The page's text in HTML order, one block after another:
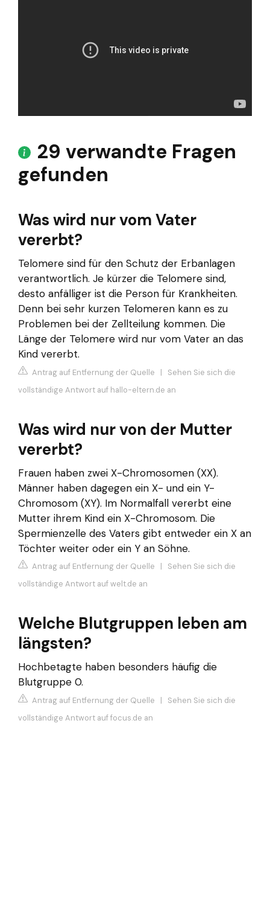
29 verwandte Fragen
gefunden
Was wird nur vom Vater
vererbt?
Telomere sind für den Schutz der Erbanlagen
verantwortlich. Je kürzer die Telomere sind,
desto anfälliger ist die Person für Krankheiten.
Denn bei sehr kurzen Telomeren kann es zu
Problemen bei der Zellteilung kommen. Die
Länge der Telomere wird nur vom Vater an das
Kind vererbt.
Antrag auf Entfernung der Quelle | Sehen Sie sich die
vollständige Antwort auf hallo-eltern.de an
Was wird nur von der Mutter
vererbt?
Frauen haben zwei X-Chromosomen (XX).
Männer haben dagegen ein X- und ein Y-
Chromosom (XY). Im Normalfall vererbt eine
Mutter ihrem Kind ein X-Chromosom. Die
Spermienzelle des Vaters gibt entweder ein X an
Töchter weiter oder ein Y an Söhne.
Antrag auf Entfernung der Quelle | Sehen Sie sich die
vollständige Antwort auf welt.de an
Welche Blutgruppen leben am
längsten?
Hochbetagte haben besonders häufig die
Blutgruppe 0.
Antrag auf Entfernung der Quelle | Sehen Sie sich die
vollständige Antwort auf focus.de an